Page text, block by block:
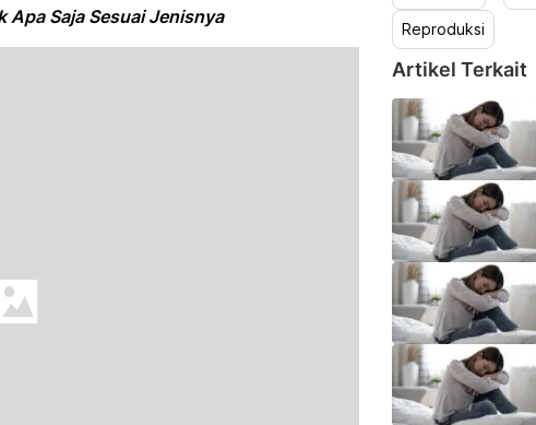
Apa Saja Sesuai Jenisnya
Reproduksi
Artikel Terkait